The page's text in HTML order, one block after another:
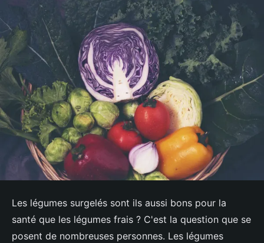
Les légumes surgelés sont ils aussi bons pour la
santé que les légumes frais ? C'est la question que se
posent de nombreuses personnes. Les légumes